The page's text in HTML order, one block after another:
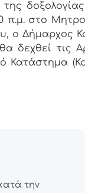
της
π.μ. στο
ο Δήμαρχος
δεχθεί τις
Κατάστημα
την